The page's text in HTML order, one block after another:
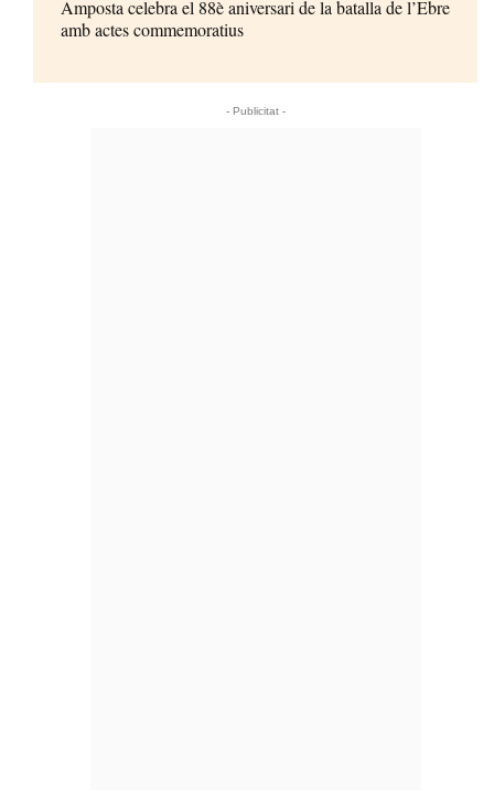
Amposta celebra el 88è aniversari de la batalla de l’Ebre
amb actes commemoratius
- Publicitat -